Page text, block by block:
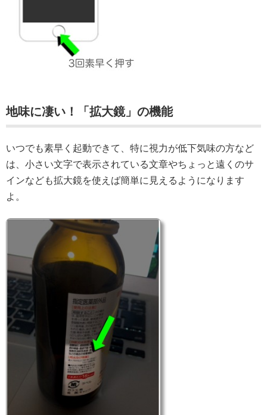
地味に凄い！「拡大鏡」の機能
いつでも素早く起動できて、特に視力が低下気味の方など
は、小さい文字で表示されている文章やちょっと遠くのサ
インなども拡大鏡を使えば簡単に見えるようになります
よ。